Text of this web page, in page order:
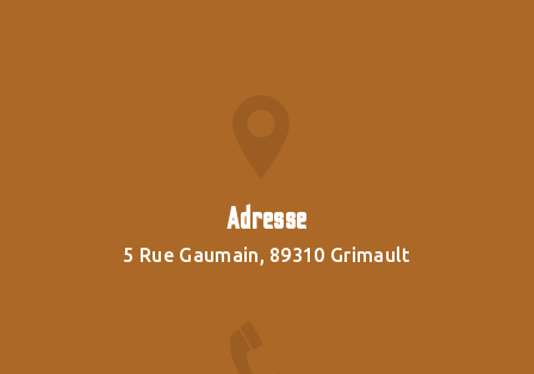
Adresse
5 Rue Gaumain, 89310 Grimault